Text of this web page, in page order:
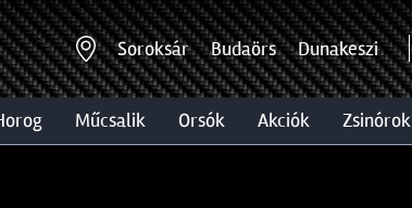
Soroksár Budaörs Dunakeszi
horog műcsalik orsók akciók zsinórok